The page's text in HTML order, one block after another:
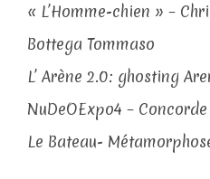
« L’Homme-chien » –
Bottega Tommaso
L’ Arène 2.0: ghosting
NuDeOExpo4 –
Le Bateau-